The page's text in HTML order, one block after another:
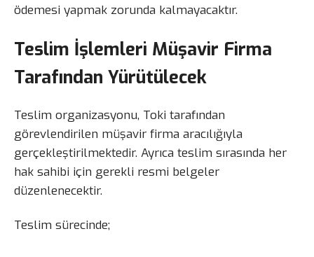
ödemesi yapmak zorunda kalmayacaktır.
Teslim İşlemleri Müşavir Firma
Tarafından Yürütülecek
Teslim organizasyonu, Toki tarafından
görevlendirilen müşavir firma aracılığıyla
gerçekleştirilmektedir. Ayrıca teslim sırasında her
hak sahibi için gerekli resmi belgeler
düzenlenecektir.
Teslim sürecinde;